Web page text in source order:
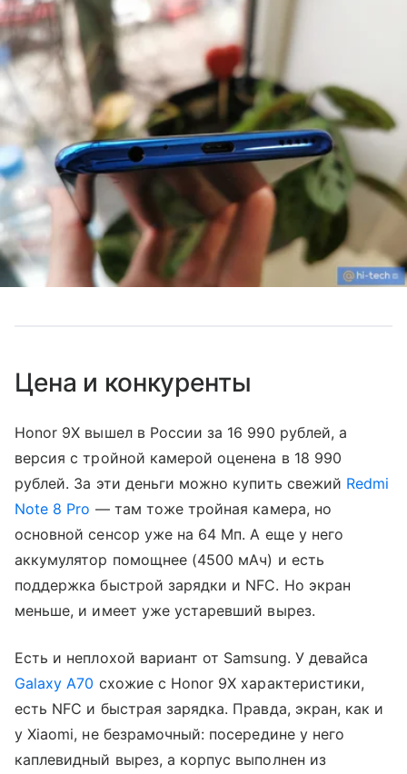
Цена и конкуренты
Honor 9X вышел в России за 16 990 рублей, а
версия с тройной камерой оценена в 18 990
рублей. За эти деньги можно купить свежий Redmi
Note 8 Pro — там тоже тройная камера, но
основной сенсор уже на 64 Мп. А еще у него
аккумулятор помощнее (4500 мАч) и есть
поддержка быстрой зарядки и NFC. Но экран
меньше, и имеет уже устаревший вырез.
Есть и неплохой вариант от Samsung. У девайса
Galaxy A70 схожие с Honor 9X характеристики,
есть NFC и быстрая зарядка. Правда, экран, как и
у Xiaomi, не безрамочный: посередине у него
каплевидный вырез, а корпус выполнен из